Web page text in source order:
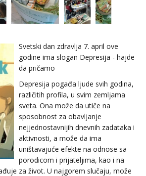
Svetski dan zdravlja 7. april ove
godine ima slogan Depresija - hajde
da pričamo
Depresija pogađa ljude svih godina,
različitih profila, u svim zemljama
sveta. Ona može da utiče na
sposobnost za obavljanje
nejjednostavnijih dnevnih zadataka i
aktivnosti, a može da ima
uništavajuće efekte na odnose sa
porodicom i prijateljima, kao i na
za život. U najgorem slučaju, može